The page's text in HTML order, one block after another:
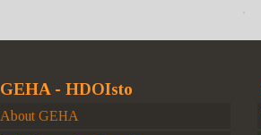
GEHA - HDOIsto
About GEHA